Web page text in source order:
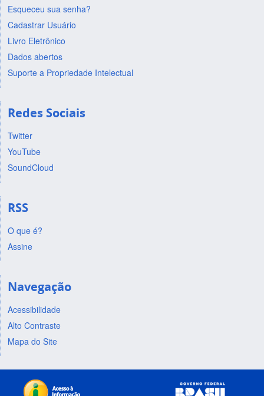
Esqueceu sua senha?
Cadastrar Usuário
Livro Eletrônico
Dados abertos
Suporte a Propriedade Intelectual
Redes Sociais
Twitter
YouTube
SoundCloud
RSS
O que é?
Assine
Navegação
Acessibilidade
Alto Contraste
Mapa do Site